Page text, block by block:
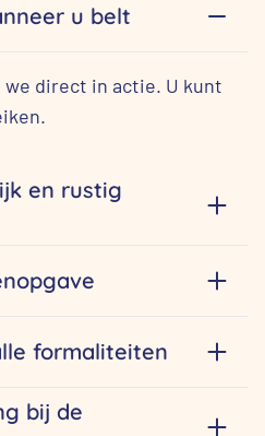
u belt
we direct in actie. U kunt
en rustig
formaliteiten
bij de